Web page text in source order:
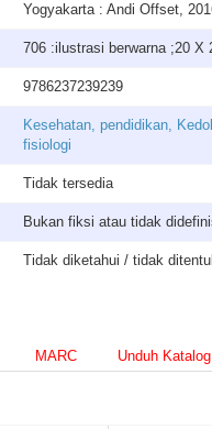
Yogyakarta : Andi Offset,
706 :ilustrasi berwarna ;20 X
9786237239239
Kesehatan, pendidikan,
fisiologi
Tidak tersedia
Bukan fiksi atau tidak
Tidak diketahui / tidak
MARC Unduh Katalog